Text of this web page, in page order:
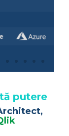
putere